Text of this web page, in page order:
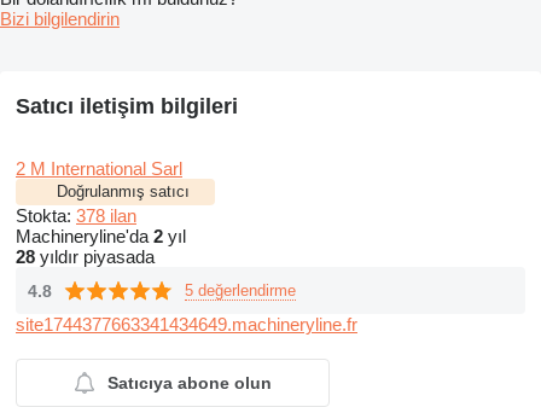
Bizi bilgilendirin
Satıcı iletişim bilgileri
2 M International Sarl
Doğrulanmış satıcı
Stokta: 378 ilan
Machineryline'da 2 yıl
28 yıldır piyasada
4.8 5 değerlendirme
site1744377663341434649.machineryline.fr
Satıcıya abone olun